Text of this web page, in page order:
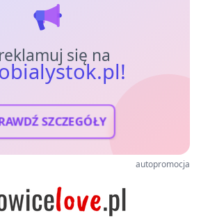
się na
SZCZEGÓŁY
autopromocja